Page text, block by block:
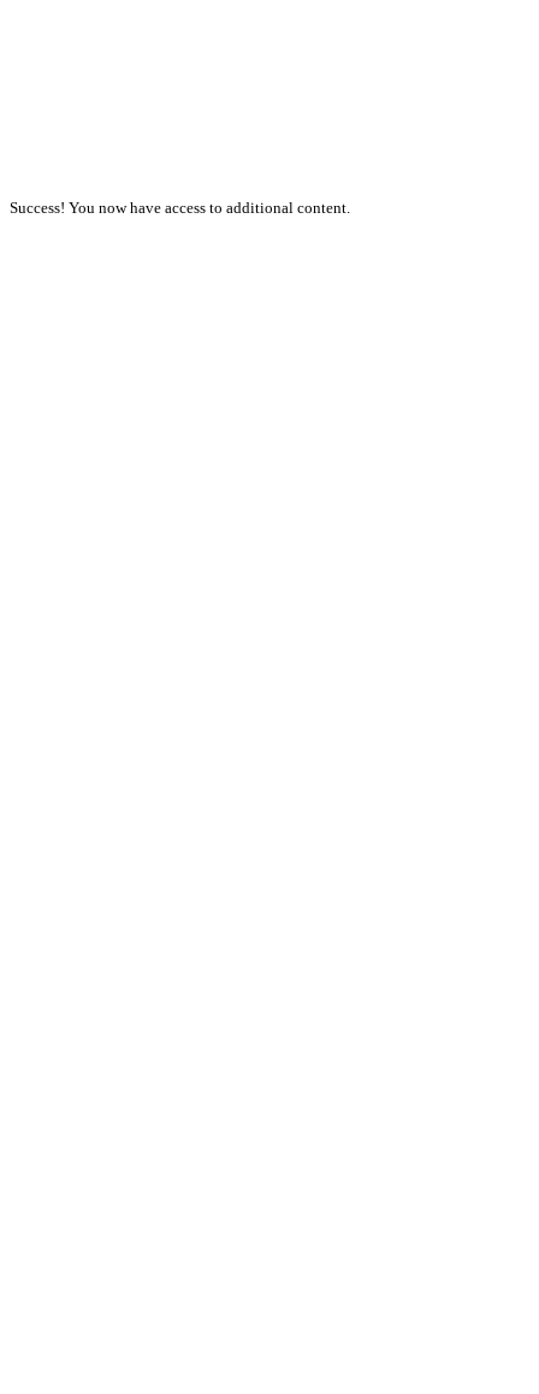
Success! You now have access to additional content.